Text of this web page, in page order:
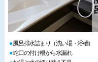
風呂排水詰まり（洗い場・浴槽）
蛇口の付け根から水漏れ